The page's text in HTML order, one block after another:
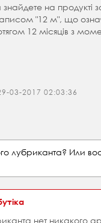
на продукті
"12 м", що
12 місяців з
03-2017 02:03:36
лубриканта? Или
нет никакого